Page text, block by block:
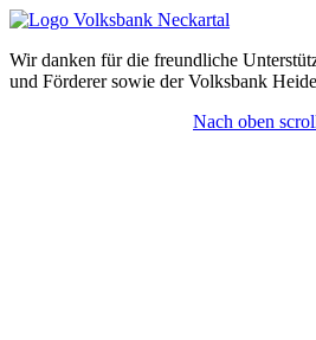
Wir danken für die freundliche
und Förderer sowie der Volksbank
Nach oben